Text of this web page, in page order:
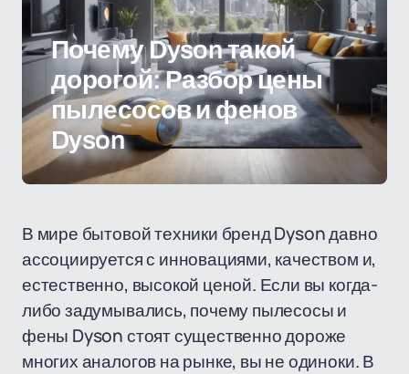
Почему Dyson такой
дорогой: Разбор цены
пылесосов и фенов
Dyson
В мире бытовой техники бренд Dyson давно
ассоциируется с инновациями, качеством и,
естественно, высокой ценой. Если вы когда-
либо задумывались, почему пылесосы и
фены Dyson стоят существенно дороже
многих аналогов на рынке, вы не одиноки. В